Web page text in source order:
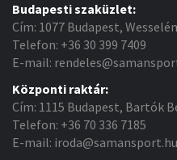
Budapesti szaküzlet:
Cím: 1077 Budapest,
Telefon: +36 30 399 7409
E-mail:
Központi raktár:
Cím: 1115 Budapest, Bartók
Telefon: +36 70 336 7185
E-mail: iroda@samansport.hu